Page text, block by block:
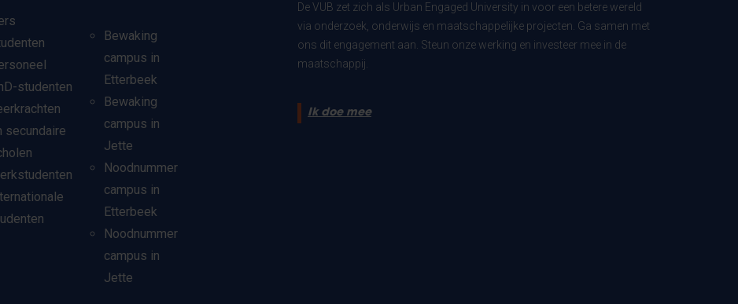
studenten
secundaire
Bewaking
campus in
Etterbeek
Bewaking
campus in
Jette
Noodnummer
campus in
Etterbeek
Noodnummer
campus in
Jette
De VUB zet zich als Urban Engaged University in voor een betere wereld
via onderzoek, onderwijs en maatschappelijke projecten. Ga samen met
ons dit engagement aan. Steun onze werking en investeer mee in de
maatschappij.
Ik doe mee